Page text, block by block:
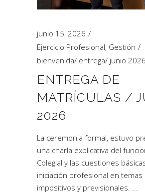
junio 15, 2026
Ejercicio Profesional, Gestión
bienvenida/ entrega/ junio 2026
ENTREGA DE
MATRÍCULAS /
2026
La ceremonia formal, estuvo
una charla explicativa del
Colegial y las cuestiones
iniciación profesional en temas
impositivos y previsionales.